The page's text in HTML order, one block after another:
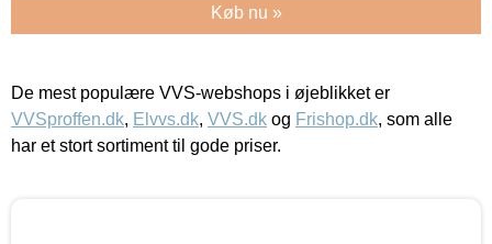
Køb nu »
De mest populære VVS-webshops i øjeblikket er
VVSproffen.dk, Elvvs.dk, VVS.dk og Frishop.dk, som alle
har et stort sortiment til gode priser.